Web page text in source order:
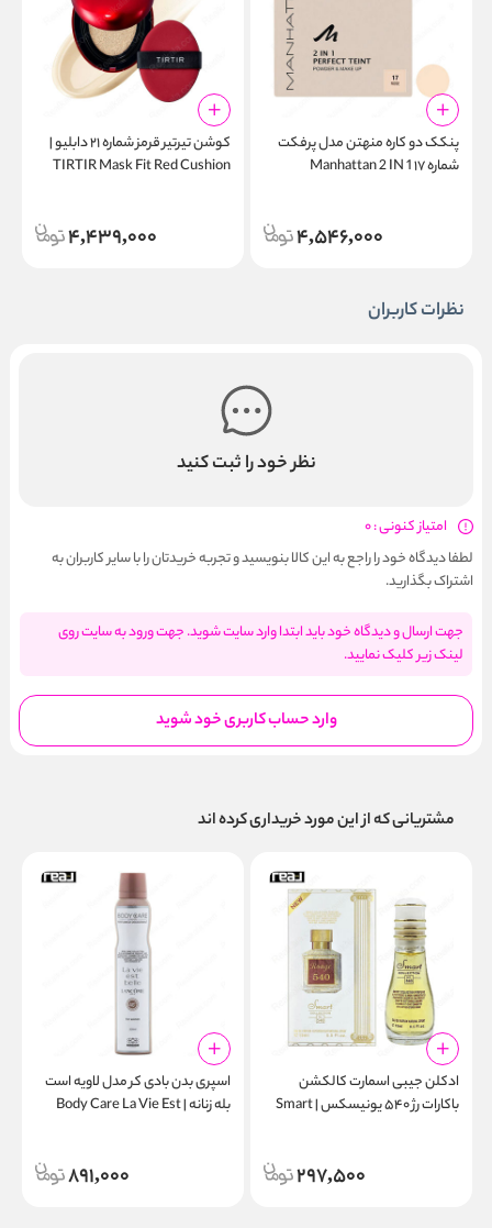
پنکک دو کاره منهتن مدل پرفکت
شماره ۱۷ Manhattan 2 IN 1
4,546,000
کوشن تیرتیر قرمز شماره ۲۱ دابلیو |
TIRTIR Mask Fit Red Cushion
4,439,000
نظرات کاربران
نظر خود را ثبت کنید
امتیاز کنونی : 0
لطفا دیدگاه خود را راجع به این کالا بنویسید و تجربه خریدتان را با سایر کاربران به
اشتراک بگذارید.
جهت ارسال و دیدگاه خود باید ابتدا وارد سایت شوید. جهت ورود به سایت روی
لینک زیر کلیک نمایید.
وارد حساب کاربری خود شوید
مشتریانی که از این مورد خریداری کرده اند
ادکلن جیبی اسمارت کالکشن
باکارات رژ ۵۴۰ یونیسکس | Smart
297,500
اسپری بدن بادی کر مدل لاویه است
بله زنانه | Body Care La Vie Est
891,000